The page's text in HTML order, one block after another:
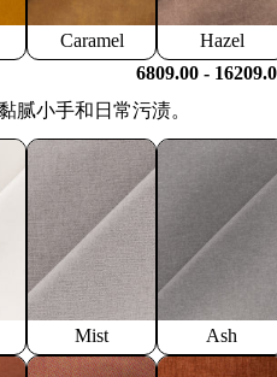
Caramel
Hazel
6809.00 -
腻小手和日常污渍。
Mist Ash